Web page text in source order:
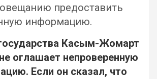
предоставить
информацию.
Касым-Жомарт
оглашает непроверенную
Если он сказал, что